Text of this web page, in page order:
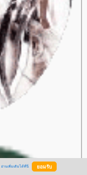
อ่านเพิ่มเติมได้ที่นี่